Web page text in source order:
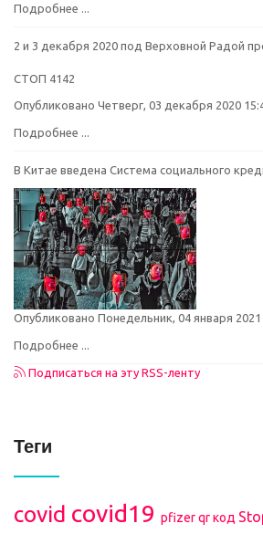
Подробнее ...
2 и 3 декабря 2020 под Верховной Радой
СТОП 4142
Опубликовано Четверг, 03 декабря 2020
Подробнее ...
В Китае введена Система социального
Опубликовано Понедельник, 04 января 2021
Подробнее ...
Подписаться на эту RSS-ленту
Теги
covid covid19 pfizerqr код